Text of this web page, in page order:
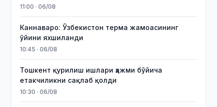
11:00 · 06/08
Каннаваро: Ўзбекистон терма жамоасининг
ўйини яхшиланди
10:45 · 06/08
Тошкент қурилиш ишлари ҳажми бўйича
етакчиликни сақлаб қолди
10:30 · 06/08